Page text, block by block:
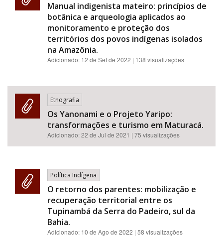
Manual indigenista mateiro: princípios de
botânica e arqueologia aplicados ao
monitoramento e proteção dos
territórios dos povos indígenas isolados
na Amazônia.
Adicionado: 12 de Set de 2022 | 138 visualizações
Etnografia
Os Yanonami e o Projeto Yaripo:
transformações e turismo em Maturacá.
Adicionado:22 de Jul de 2021 | 75 visualizações
Política Indígena
O retorno dos parentes: mobilização e
recuperação territorial entre os
Tupinambá da Serra do Padeiro, sul da
Bahia.
Adicionado: 10 de Ago de 2022 | 58 visualizações